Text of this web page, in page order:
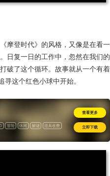
摩登时代》的风格，又像是在看一
日复一日的工作中，忽然在我们的
破了这个循环。故事就从一个有着
寻这个红色小球中开始。
冒险 休闲 解谜 道具收费
查看更多
立即下载